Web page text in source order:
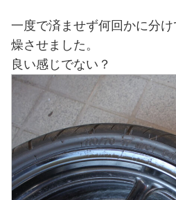
一度で済ませず何回かに分
燥させました。
良い感じでない？